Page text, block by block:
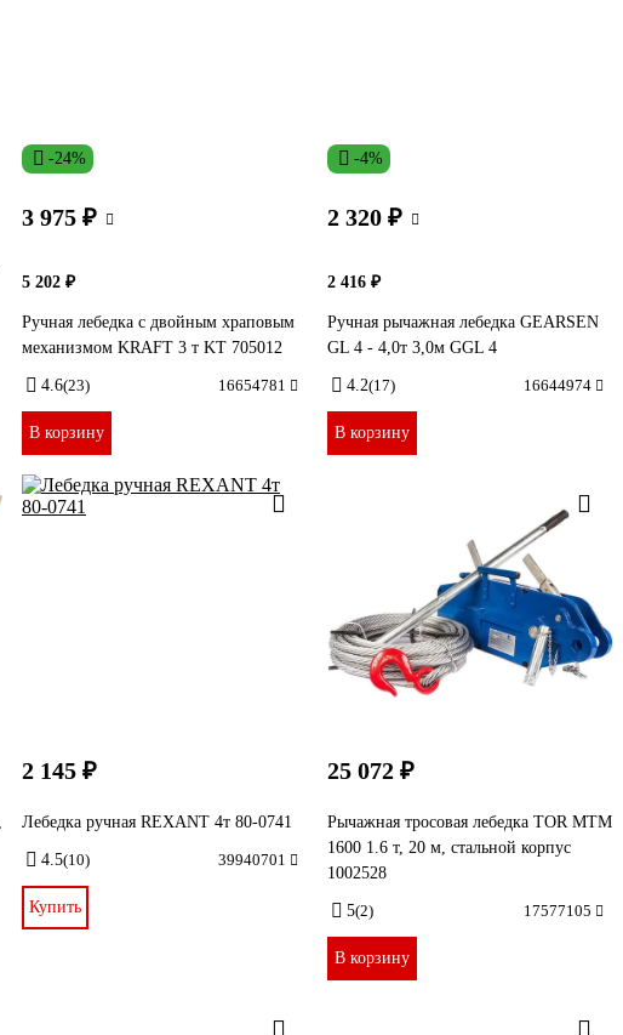
-24%
3 975 ₽
5 202 ₽
Ручная лебедка с двойным храповым
механизмом KRAFT 3 т KT 705012
4.6(23) 16654781
В корзину
-4%
2 320 ₽
2 416 ₽
Ручная рычажная лебедка GEARSEN
GL 4 - 4,0т 3,0м GGL 4
4.2(17) 16644974
В корзину
2 145 ₽
Лебедка ручная REXANT 4т 80-0741
4.5(10) 39940701
Купить
25 072 ₽
Рычажная тросовая лебедка TOR МТМ
1600 1.6 т, 20 м, стальной корпус
1002528
5(2) 17577105
В корзину